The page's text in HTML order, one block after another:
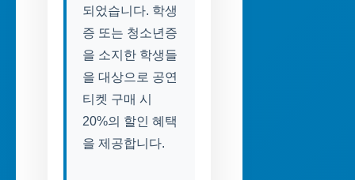
되었습니다. 학생
증 또는 청소년증
을 소지한 학생들
을 대상으로 공연
티켓 구매 시
20%의 할인 혜택
을 제공합니다.